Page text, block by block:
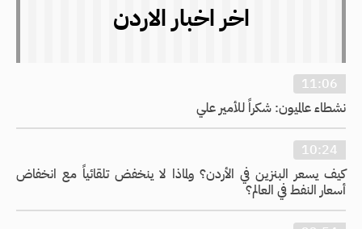
اخر اخبار الاردن
11:06
نشطاء عالميون: شكراً للأمير علي
10:24
كيف يسعر البنزين في الأردن؟ ولماذا لا ينخفض تلقائياً مع انخفاض
أسعار النفط في العالم؟